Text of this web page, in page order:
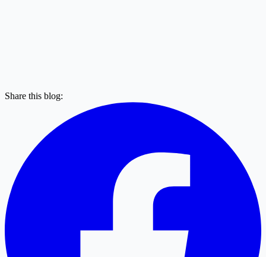
Share this blog: